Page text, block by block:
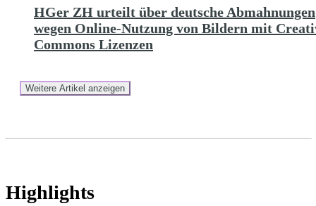
HGer ZH urteilt über deutsche Abmahnungen
wegen Online-Nutzung von Bildern mit
Commons Lizenzen
Weitere Artikel anzeigen
Highlights